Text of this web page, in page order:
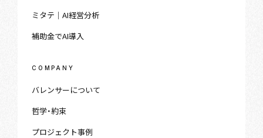
ミタテ｜AI経営分析
補助金でAI導入
COMPANY
バレンサーについて
哲学・約束
プロジェクト事例